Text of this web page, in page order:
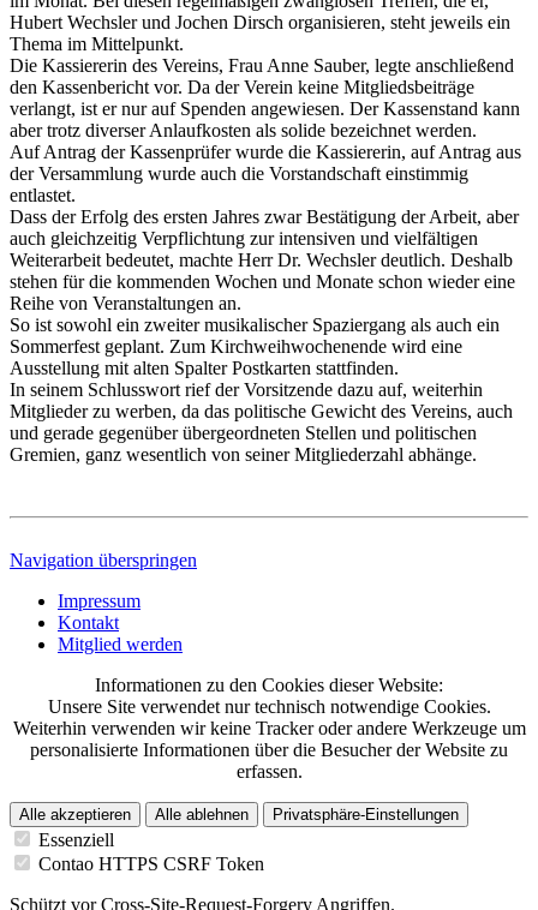
Hubert Wechsler und Jochen Dirsch organisieren, steht jeweils ein
Thema im Mittelpunkt.
Die Kassiererin des Vereins, Frau Anne Sauber, legte anschließend
den Kassenbericht vor. Da der Verein keine Mitgliedsbeiträge
verlangt, ist er nur auf Spenden angewiesen. Der Kassenstand kann
aber trotz diverser Anlaufkosten als solide bezeichnet werden.
Auf Antrag der Kassenprüfer wurde die Kassiererin, auf Antrag aus
der Versammlung wurde auch die Vorstandschaft einstimmig
entlastet.
Dass der Erfolg des ersten Jahres zwar Bestätigung der Arbeit, aber
auch gleichzeitig Verpflichtung zur intensiven und vielfältigen
Weiterarbeit bedeutet, machte Herr Dr. Wechsler deutlich. Deshalb
stehen für die kommenden Wochen und Monate schon wieder eine
Reihe von Veranstaltungen an.
So ist sowohl ein zweiter musikalischer Spaziergang als auch ein
Sommerfest geplant. Zum Kirchweihwochenende wird eine
Ausstellung mit alten Spalter Postkarten stattfinden.
In seinem Schlusswort rief der Vorsitzende dazu auf, weiterhin
Mitglieder zu werben, da das politische Gewicht des Vereins, auch
und gerade gegenüber übergeordneten Stellen und politischen
Gremien, ganz wesentlich von seiner Mitgliederzahl abhänge.
Navigation überspringen
Impressum
Kontakt
Mitglied werden
Informationen zu den Cookies dieser Website:
Unsere Site verwendet nur technisch notwendige Cookies.
Weiterhin verwenden wir keine Tracker oder andere Werkzeuge um
personalisierte Informationen über die Besucher der Website zu
erfassen.
Alle akzeptieren Alle ablehnen Privatsphäre-Einstellungen
Essenziell
Contao HTTPS CSRF Token
Schützt vor Cross-Site-Request-Forgery Angriffen.